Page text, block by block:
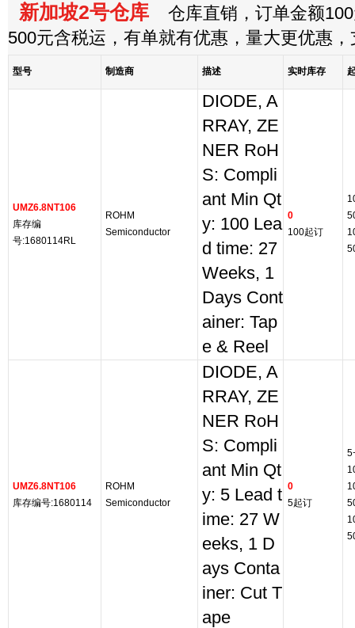
新加坡2号仓库 仓库直销，订单金额
500元含税运，有单就有优惠，量大更优惠
型号 制造商 描述 实时库存
UMZ6.8NT106
库存编
号:1680114RL
ROHM
Semiconductor
DIODE, A
RRAY, ZE
NER RoH
S: Compli
ant Min Qt
y: 100 Lea
d time: 27
Weeks, 1
Days Cont
ainer: Tap
e & Reel
0
100起订
UMZ6.8NT106
库存编号:1680114
ROHM
Semiconductor
DIODE, A
RRAY, ZE
NER RoH
S: Compli
ant Min Qt
y: 5 Lead t
ime: 27 W
eeks, 1 D
ays Conta
iner: Cut T
ape
0
5起订